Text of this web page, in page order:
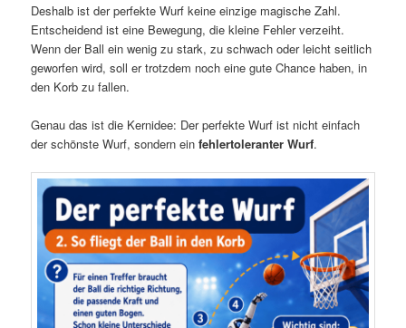
Deshalb ist der perfekte Wurf keine einzige magische Zahl.
Entscheidend ist eine Bewegung, die kleine Fehler verzeiht.
Wenn der Ball ein wenig zu stark, zu schwach oder leicht seitlich
geworfen wird, soll er trotzdem noch eine gute Chance haben, in
den Korb zu fallen.
Genau das ist die Kernidee: Der perfekte Wurf ist nicht einfach
der schönste Wurf, sondern einfehlertoleranter Wurf.